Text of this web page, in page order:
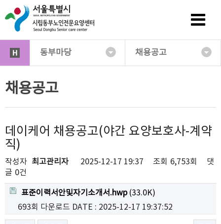
동부마당 채용공고
채용공고
데이케어 채용공고(야간 요양보호사-계약
직)
작성자 최고관리자 2025-12-17 19:37 조회 6,753회
댓
글 0건
표준이력서안및자기소개서.hwp(33.0K)
693회 다운로드 DATE : 2025-12-17 19:37:52